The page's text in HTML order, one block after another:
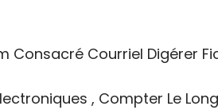
Consacré Courriel Digérer
, Compter Le